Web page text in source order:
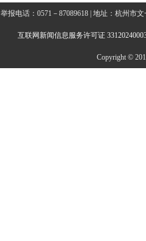
举报电话：0571－87089618 | 地址：杭州市
互联网新闻信息服务许可证
Copyright ©